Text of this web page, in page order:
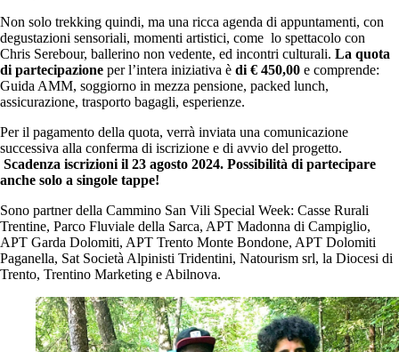
Non solo trekking quindi, ma una ricca agenda di appuntamenti, con
degustazioni sensoriali, momenti artistici, come lo spettacolo con
Chris Serebour, ballerino non vedente, ed incontri culturali. La quota
di partecipazione per l’intera iniziativa è di € 450,00 e comprende:
Guida AMM, soggiorno in mezza pensione, packed lunch,
assicurazione, trasporto bagagli, esperienze.
Per il pagamento della quota, verrà inviata una comunicazione
successiva alla conferma di iscrizione e di avvio del progetto.
Scadenza iscrizioni il 23 agosto 2024. Possibilità di partecipare
anche solo a singole tappe!
Sono partner della Cammino San Vili Special Week: Casse Rurali
Trentine, Parco Fluviale della Sarca, APT Madonna di Campiglio,
APT Garda Dolomiti, APT Trento Monte Bondone, APT Dolomiti
Paganella, Sat Società Alpinisti Tridentini, Natourism srl, la Diocesi di
Trento, Trentino Marketing e Abilnova.